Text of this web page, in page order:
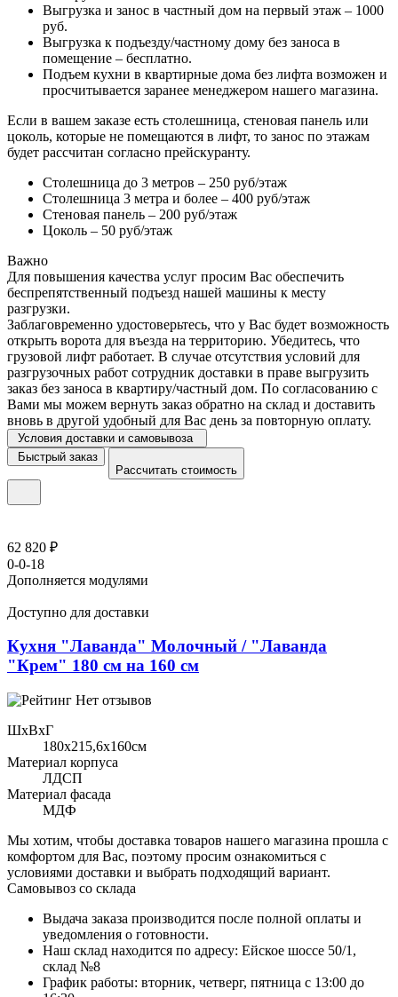
Выгрузка и занос в частный дом на первый этаж – 1000
руб.
Выгрузка к подъезду/частному дому без заноса в
помещение – бесплатно.
Подъем кухни в квартирные дома без лифта возможен и
просчитывается заранее менеджером нашего магазина.
Если в вашем заказе есть столешница, стеновая панель или
цоколь, которые не помещаются в лифт, то занос по этажам
будет рассчитан согласно прейскуранту.
Столешница до 3 метров – 250 руб/этаж
Столешница 3 метра и более – 400 руб/этаж
Стеновая панель – 200 руб/этаж
Цоколь – 50 руб/этаж
Важно
Для повышения качества услуг просим Вас обеспечить
беспрепятственный подъезд нашей машины к месту
разгрузки.
Заблаговременно удостоверьтесь, что у Вас будет возможность
открыть ворота для въезда на территорию. Убедитесь, что
грузовой лифт работает. В случае отсутствия условий для
разгрузочных работ сотрудник доставки в праве выгрузить
заказ без заноса в квартиру/частный дом. По согласованию с
Вами мы можем вернуть заказ обратно на склад и доставить
вновь в другой удобный для Вас день за повторную оплату.
Условия доставки и самовывоза
Быстрый заказ
Рассчитать стоимость
62 820 ₽
0-0-18
Дополняется модулями
Доступно для доставки
Кухня "Лаванда" Молочный / "Лаванда
"Крем" 180 см на 160 см
Нет отзывов
ШхВхГ
180x215,6х160см
Материал корпуса
ЛДСП
Материал фасада
МДФ
Мы хотим, чтобы доставка товаров нашего магазина прошла с
комфортом для Вас, поэтому просим ознакомиться с
условиями доставки и выбрать подходящий вариант.
Самовывоз со склада
Выдача заказа производится после полной оплаты и
уведомления о готовности.
Наш склад находится по адресу: Ейское шоссе 50/1,
склад №8
График работы: вторник, четверг, пятница с 13:00 до